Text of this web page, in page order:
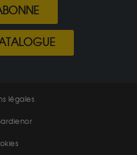
légales